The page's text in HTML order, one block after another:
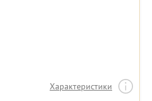
Характеристики